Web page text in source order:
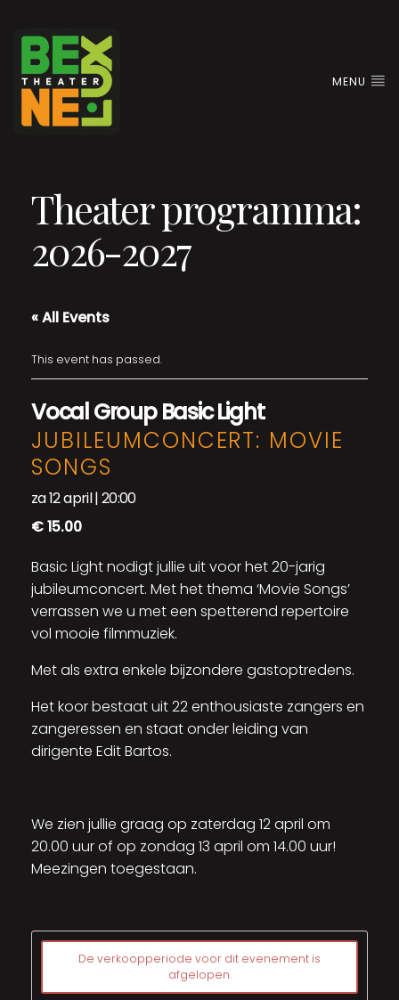
MENU
Theater programma:
2026-2027
« All Events
This event has passed.
Vocal Group Basic Light
JUBILEUMCONCERT: MOVIE
SONGS
za 12 april | 20:00
€ 15.00
Basic Light nodigt jullie uit voor het 20-jarig
jubileumconcert. Met het thema ‘Movie Songs’
verrassen we u met een spetterend repertoire
vol mooie filmmuziek.
Met als extra enkele bijzondere gastoptredens.
Het koor bestaat uit 22 enthousiaste zangers en
zangeressen en staat onder leiding van
dirigente Edit Bartos.
We zien jullie graag op zaterdag 12 april om
20.00 uur of op zondag 13 april om 14.00 uur!
Meezingen toegestaan.
De verkoopperiode voor dit evenement is
afgelopen.